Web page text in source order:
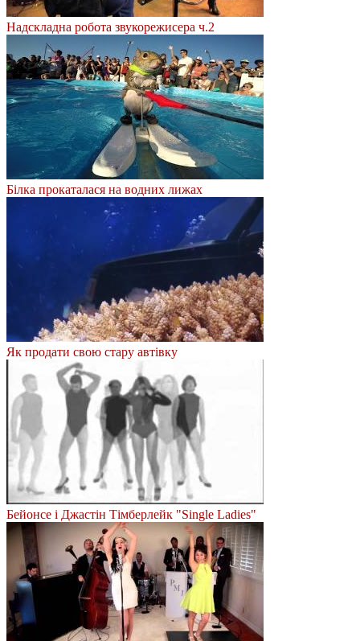
Надскладна робота звукорежисера ч.2
Білка прокаталася на водних лижах
Як продати свою стару автівку
Бейонсе і Джастін Тімберлейк "Single Ladies"